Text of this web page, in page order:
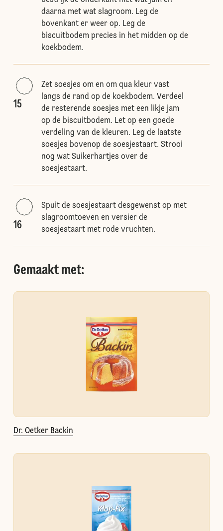
daarna met wat slagroom. Leg de
bovenkant er weer op. Leg de
biscuitbodem precies in het midden op de
koekbodem.
15
Zet soesjes om en om qua kleur vast
langs de rand op de koekbodem. Verdeel
de resterende soesjes met een likje jam
op de biscuitbodem. Let op een goede
verdeling van de kleuren. Leg de laatste
soesjes bovenop de soesjestaart. Strooi
nog wat Suikerhartjes over de
soesjestaart.
16
Spuit de soesjestaart desgewenst op met
slagroomtoeven en versier de
soesjestaart met rode vruchten.
Gemaakt met:
Dr. Oetker Backin